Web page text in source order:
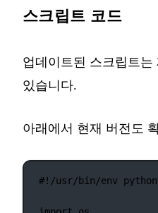
스크립트 코드
업데이트된 스크립트는
있습니다.
아래에서 현재 버전도
#!/usr/bin/env